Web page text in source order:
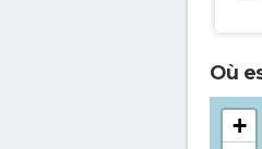
Où
+